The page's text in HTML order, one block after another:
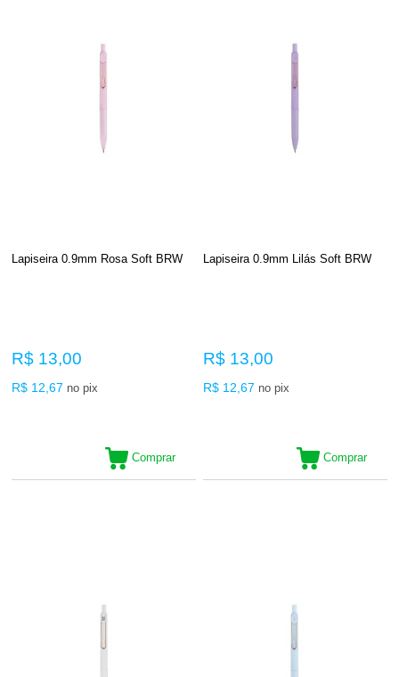
Lapiseira 0.9mm Rosa Soft BRW
R$ 13,00
R$ 12,67 no pix
Comprar
Lapiseira 0.9mm Lilás Soft BRW
R$ 13,00
R$ 12,67 no pix
Comprar